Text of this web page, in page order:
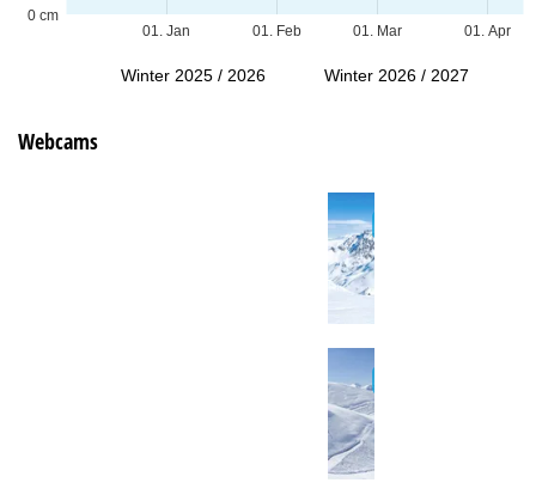
01. Jan 01. Feb 01. Mar 01. Apr
0 cm
Winter 2025 / 2026 Winter 2026 / 2027
Webcams